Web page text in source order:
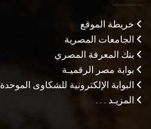
خريطة الموقع
الجامعات المصرية
بنك المعرفة المصري
بوابة مصر الرقميـة
البوابة الإلكترونية للشكاوى الموحدة
المزيـد . . .